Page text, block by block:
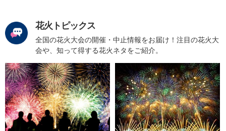
花火トピックス
全国の花火大会の開催・中止情報をお届け！注目の花火大
会や、知って得する花火ネタをご紹介。